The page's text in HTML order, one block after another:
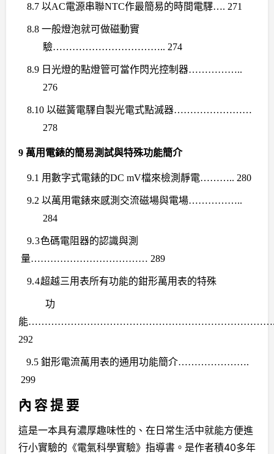
8.7 以AC電源串聯NTC作最簡易的時間電驛…. 271
8.8 一般燈泡就可做磁動實
驗…………………………….. 274
8.9 日光燈的點燈管可當作閃光控制器……………..
276
8.10 以磁簧電驛自製光電式點滅器……………………
278
9 萬用電錶的簡易測試與特殊功能簡介
9.1 用數字式電錶的DC mV檔來檢測靜電……….. 280
9.2 以萬用電錶來感測交流磁場與電場……………..
284
9.3色碼電阻器的認識與測
量……………………………… 289
9.4超越三用表所有功能的鉗形萬用表的特殊
功
能
292
9.5鉗形電流萬用表的通用功能簡介………………….
299
內 容 提 要
這是一本具有濃厚趣味性的、在日常生活中就能方便進
行小實驗的《電氣科學實驗》指導書。 是作者積40多年